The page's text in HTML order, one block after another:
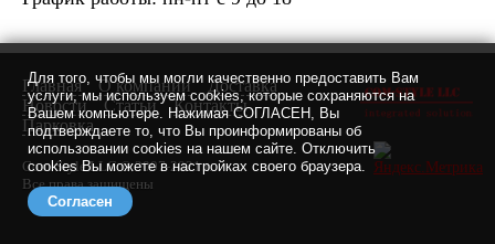
Для того, чтобы мы могли качественно предоставить Вам
услуги, мы используем cookies, которые сохраняются на
Вашем компьютере. Нажимая СОГЛАСЕН, Вы
подтверждаете то, что Вы проинформированы об
использовании cookies на нашем сайте. Отключить
cookies Вы можете в настройках своего браузера.
Согласен
Главная О компании
Доставка
Новости
Статьи
Контакты
Парковка
Com-Style LLC © 2007-2021 г.
Все права защищены